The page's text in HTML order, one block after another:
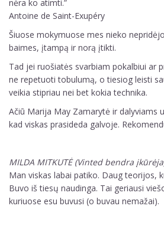
nėra ko atimti.”
Antoine de Saint-Exupéry
Šiuose mokymuose mes nieko
baimes, įtampą ir norą įtikti.
Tad jei ruošiatės svarbiam pokalbiui ar
ne repetuoti tobulumą, o tiesiog leisti
veikia stipriau nei bet kokia technika.
Ačiū Marija May Zamarytė ir dalyviams
kad viskas prasideda galvoje.
MILDA MITKUTĖ (Vinted bendra
Man viskas labai patiko. Daug teorijos,
Buvo iš tiesų naudinga. Tai geriausi
kuriuose esu buvusi (o buvau nemažai).